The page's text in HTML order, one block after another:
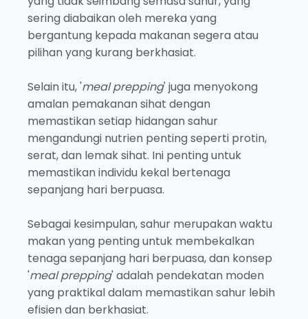
sering diabaikan oleh mereka yang
bergantung kepada makanan segera atau
pilihan yang kurang berkhasiat.
Selain itu, 'meal prepping' juga menyokong
amalan pemakanan sihat dengan
memastikan setiap hidangan sahur
mengandungi nutrien penting seperti protin,
serat, dan lemak sihat. Ini penting untuk
memastikan individu kekal bertenaga
sepanjang hari berpuasa.
Sebagai kesimpulan, sahur merupakan waktu
makan yang penting untuk membekalkan
tenaga sepanjang hari berpuasa, dan konsep
'meal prepping' adalah pendekatan moden
yang praktikal dalam memastikan sahur lebih
efisien dan berkhasiat.